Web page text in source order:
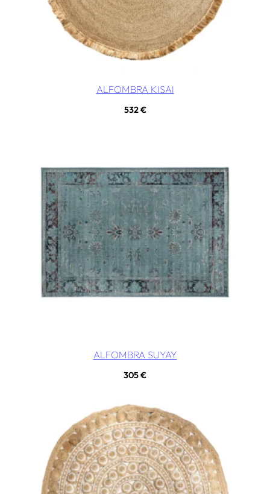
ALFOMBRA KISAI
532€
ALFOMBRA SUYAY
305€